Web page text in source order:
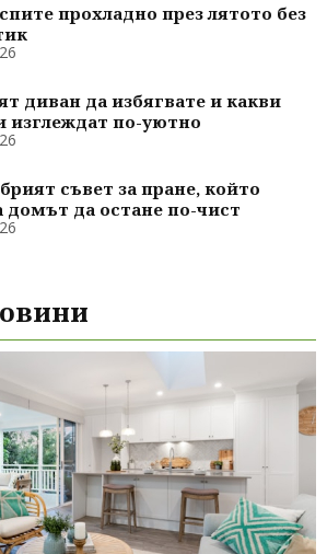
прохладно през лятото без
диван да избягвате и какви
изглеждат по-уютно
съвет за пране, който
домът да остане по-чист